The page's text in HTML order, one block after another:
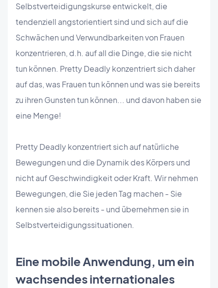
Selbstverteidigungskurse entwickelt, die
tendenziell angstorientiert sind und sich auf die
Schwächen und Verwundbarkeiten von Frauen
konzentrieren, d.h. auf all die Dinge, die sie nicht
tun können. Pretty Deadly konzentriert sich daher
auf das, was Frauen tun können und was sie bereits
zu ihren Gunsten tun können... und davon haben sie
eine Menge!
Pretty Deadly konzentriert sich auf natürliche
Bewegungen und die Dynamik des Körpers und
nicht auf Geschwindigkeit oder Kraft. Wir nehmen
Bewegungen, die Sie jeden Tag machen - Sie
kennen sie also bereits - und übernehmen sie in
Selbstverteidigungssituationen.
Eine mobile Anwendung, um ein
wachsendes internationales